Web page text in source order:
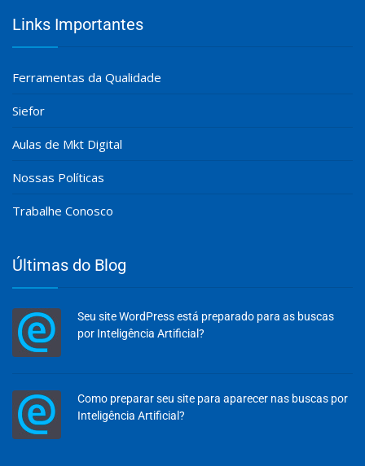
Links Importantes
Ferramentas da Qualidade
Siefor
Aulas de Mkt Digital
Nossas Políticas
Trabalhe Conosco
Últimas do Blog
Seu site WordPress está preparado para as buscas
por Inteligência Artificial?
Como preparar seu site para aparecer nas buscas por
Inteligência Artificial?